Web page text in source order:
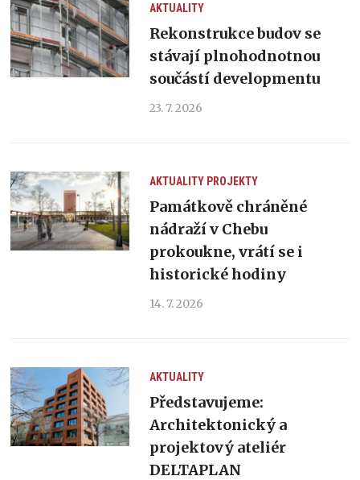
AKTUALITY
Rekonstrukce budov se
stávají plnohodnotnou
součástí developmentu
23. 7. 2026
AKTUALITY PROJEKTY
Památkově chráněné
nádraží v Chebu
prokoukne, vrátí se i
historické hodiny
14. 7. 2026
AKTUALITY
Představujeme:
Architektonický a
projektový ateliér
DELTAPLAN